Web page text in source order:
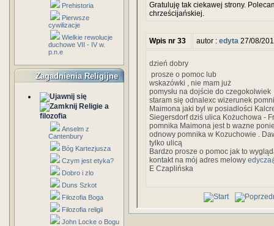
Prehistoria
Pierwsze
cywilizacje
Wielkie rewolucje
duchowe VII - IV w.
p.n.e
Zagadnienia Religijne
Religie a
filozofia
Anselm z
Cantenbury
Bóg Kartezjusza
Czym jest etyka?
Dobro i zlo
Duns Szkot
Filozofia Boga
Filozofia religii
John Locke o Bogu
Gratuluję tak ciekawej strony.
chrześcijańskiej.
Wpis nr 33 autor : edyta27/08/
dzień dobry
prosze o pomoc lub
wskazówki , nie mam już
pomysłu na dojście do czegokolwiek
staram się odnalexc wizerunek
Maimona jaki byl w posiadlości
Siegersdorf dziś ulica Kożuchowa -
pomnika Maimona jest b wazne
odnowy pomnika w Kozuchowie .
tylko ulicą
Bardzo prosze o pomoc jak to
kontakt na mój adres melowy
E Czaplińska